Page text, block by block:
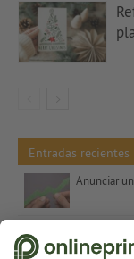
Entradas recientes
Anunciar